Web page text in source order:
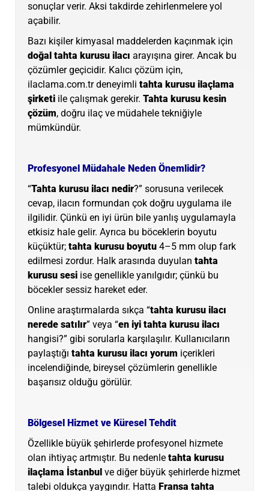
sonuçlar verir. Aksi takdirde zehirlenmelere yol
açabilir.
Bazı kişiler kimyasal maddelerden kaçınmak için
doğal tahta kurusu ilacı arayışına girer. Ancak bu
çözümler geçicidir. Kalıcı çözüm için,
ilaclama.com.tr deneyimlitahta kurusu ilaçlama
şirketi ile çalışmak gerekir.Tahta kurusu kesin
çözüm, doğru ilaç ve müdahele tekniğiyle
mümkündür.
Profesyonel Müdahale Neden Önemlidir?
“Tahta kurusu ilacı nedir?” sorusuna verilecek
cevap, ilacın formundan çok doğru uygulama ile
ilgilidir. Çünkü en iyi ürün bile yanlış uygulamayla
etkisiz hale gelir. Ayrıca bu böceklerin boyutu
küçüktür;tahta kurusu boyutu 4–5 mm olup fark
edilmesi zordur. Halk arasında duyulantahta
kurusu sesi ise genellikle yanılgıdır; çünkü bu
böcekler sessiz hareket eder.
Online araştırmalarda sıkça “tahta kurusu ilacı
nerede satılır” veya “en iyi tahta kurusu ilacı
hangisi?” gibi sorularla karşılaşılır. Kullanıcıların
paylaştığıtahta kurusu ilacı yorum içerikleri
incelendiğinde, bireysel çözümlerin genellikle
başarısız olduğu görülür.
Bölgesel Hizmet ve Küresel Tehdit
Özellikle büyük şehirlerde profesyonel hizmete
olan ihtiyaç artmıştır. Bu nedenletahta kurusu
ilaçlama İstanbul ve diğer büyük şehirlerde hizmet
talebi oldukça yaygındır. Hatta Fransa tahta